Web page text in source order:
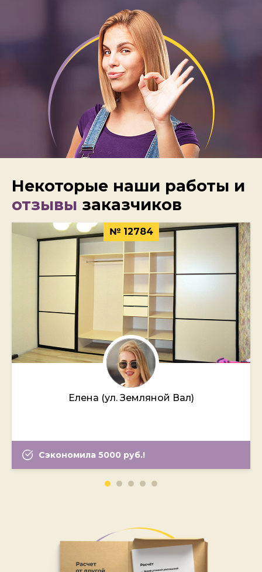
Некоторые наши работы и
отзывы заказчиков
№ 12784
Елена (ул. Земляной Вал)
Сэкономила 5000 руб.!